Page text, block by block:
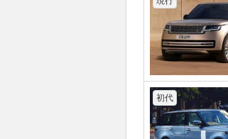
初代